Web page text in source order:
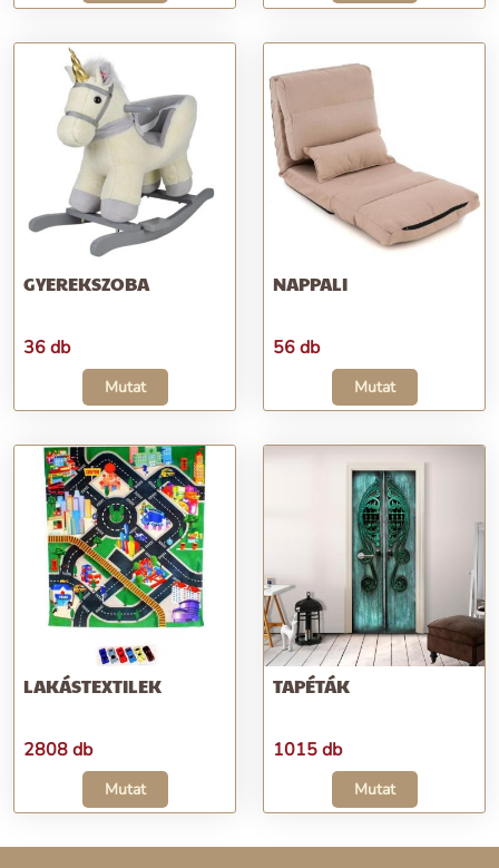
GYEREKSZOBA
36 db
Mutat
NAPPALI
56 db
Mutat
LAKÁSTEXTILEK
2808 db
Mutat
TAPÉTÁK
1015 db
Mutat